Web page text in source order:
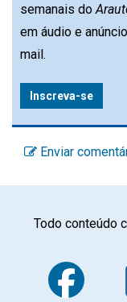
semanais do
em áudio e
mail.
Inscreva-se
Enviar
Todo conteúdo